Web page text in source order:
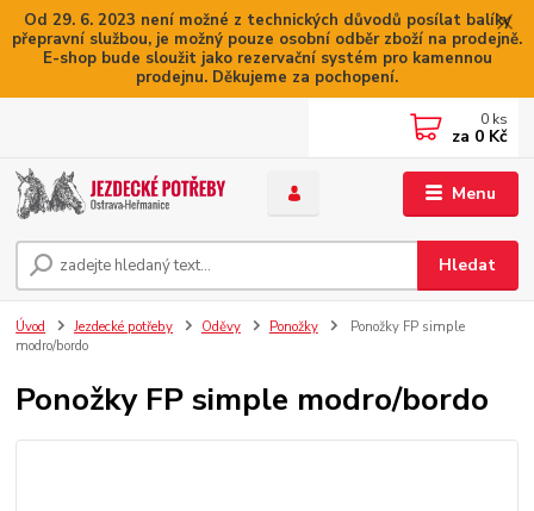
Od 29. 6. 2023 není možné z technických důvodů posílat balíky
přepravní službou, je možný pouze osobní odběr zboží na prodejně.
E-shop bude sloužit jako rezervační systém pro kamennou
prodejnu. Děkujeme za pochopení.
Menu
Hledat
0 ks
za 0 Kč
Úvod Jezdecké potřeby Oděvy Ponožky
Ponožky FP simple
modro/bordo
Ponožky FP simple modro/bordo